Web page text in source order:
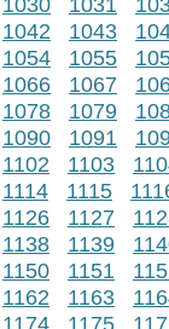
1042
1043
1054
1055
1066
1067
1078
1079
1090
1091
1102
1103
1114
1115
1126
1127
1138
1139
1150
1151
1162
1163
1174
1175